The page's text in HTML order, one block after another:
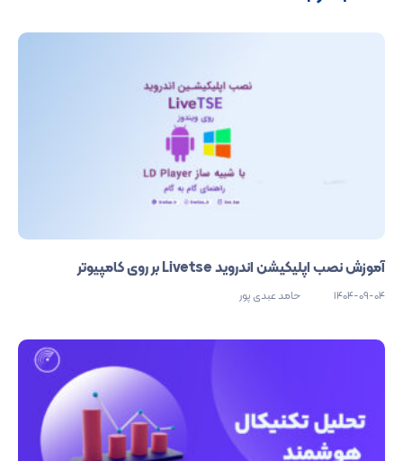
آموزش نصب اپلیکیشن اندروید Livetse بر روی کامپیوتر
1404-09-04 حامد عبدی پور